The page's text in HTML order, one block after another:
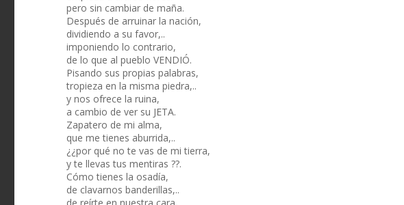
pero sin cambiar de maña.
Después de arruinar la nación,
dividiendo a su favor,..
imponiendo lo contrario,
de lo que al pueblo VENDIÓ.
Pisando sus propias palabras,
tropieza en la misma piedra,..
y nos ofrece la ruina,
a cambio de ver su JETA.
Zapatero de mi alma,
que me tienes aburrida,..
¿¿por qué no te vas de mi tierra,
y te llevas tus mentiras ??.
Cómo tienes la osadía,
de clavarnos banderillas,..